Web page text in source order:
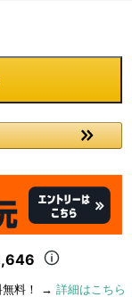
無料！ → 詳細はこちら